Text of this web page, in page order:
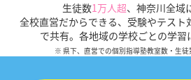
生徒数1万人超、 神奈川全域
全校直営だからできる、受験やテスト
で共有。各地域の学校ごとの学習
※ 県下、直営での個別指導塾教室数・生徒